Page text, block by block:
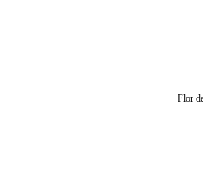
Flor